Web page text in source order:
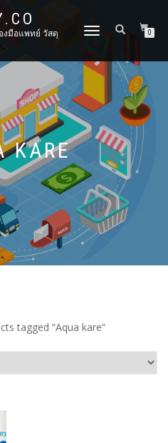
รื่องมือแพทย์ วัสดุ
TOGGLE
0
KARE
tagged “Aqua kare”